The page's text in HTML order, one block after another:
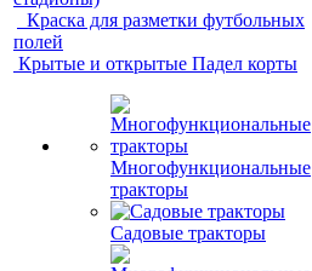
Краска для разметки футбольных
полей
Крытые и открытые Падел корты
Многофункциональные
тракторы
Садовые тракторы